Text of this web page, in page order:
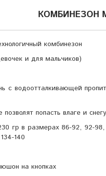
КОМБИНЕЗОН
комбинезон
и для мальчиков)
водоотталкивающей
попасть влаге и снегу
гр в размерах 86-92, 92-
140
на кнопках